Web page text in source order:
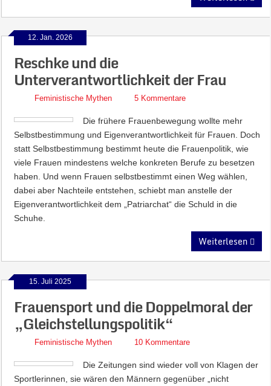
12. Jan. 2026
Reschke und die
Unterverantwortlichkeit der Frau
Feministische Mythen 5 Kommentare
Die frühere Frauenbewegung wollte mehr
Selbstbestimmung und Eigenverantwortlichkeit für Frauen. Doch
statt Selbstbestimmung bestimmt heute die Frauenpolitik, wie
viele Frauen mindestens welche konkreten Berufe zu besetzen
haben. Und wenn Frauen selbstbestimmt einen Weg wählen,
dabei aber Nachteile entstehen, schiebt man anstelle der
Eigenverantwortlichkeit dem „Patriarchat“ die Schuld in die
Schuhe.
Weiterlesen
15. Juli 2025
Frauensport und die Doppelmoral der
„Gleichstellungspolitik“
Feministische Mythen 10 Kommentare
Die Zeitungen sind wieder voll von Klagen der
Sportlerinnen, sie wären den Männern gegenüber „nicht